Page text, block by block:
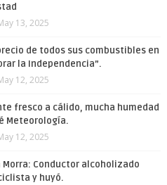
13, 2025
de todos sus combustibles en
la Independencia”.
12, 2025
fresco a cálido, mucha humedad
Meteorología.
12, 2025
Morra: Conductor alcoholizado
y huyó.